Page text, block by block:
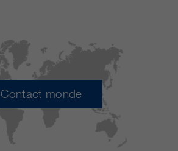
Contact monde